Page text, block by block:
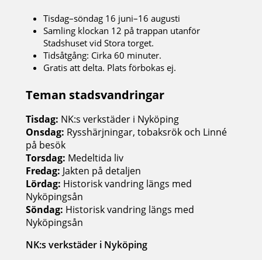
Tisdag–söndag 16 juni–16 augusti
Samling klockan 12 på trappan utanför
Stadshuset vid Stora torget.
Tidsåtgång: Cirka 60 minuter.
Gratis att delta. Plats förbokas ej.
Teman stadsvandringar
Tisdag: NK:s verkstäder i Nyköping
Onsdag: Rysshärjningar, tobaksrök och Linné
på besök
Torsdag: Medeltida liv
Fredag: Jakten på detaljen
Lördag: Historisk vandring längs med
Nyköpingsån
Söndag: Historisk vandring längs med
Nyköpingsån
NK:s verkstäder i Nyköping